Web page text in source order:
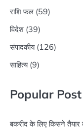
राशि फल (59)
विदेश (39)
संपादकीय(126)
साहित्य(9)
Popular Post
बकरीद के लिए किसने तैयार